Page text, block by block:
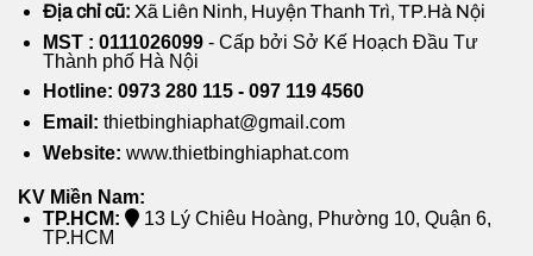
Địa chỉ cũ: Xã Liên Ninh, Huyện Thanh Trì, TP.Hà Nội
MST : 0111026099 - Cấp bởi Sở Kế Hoạch Đầu Tư
Thành phố Hà Nội
Hotline: 0973 280 115 - 097 119 4560
Email: thietbinghiaphat@gmail.com
Website: www.thietbinghiaphat.com
KV Miền Nam:
TP.HCM:
13 Lý Chiêu Hoàng, Phường 10, Quận 6,
TP.HCM